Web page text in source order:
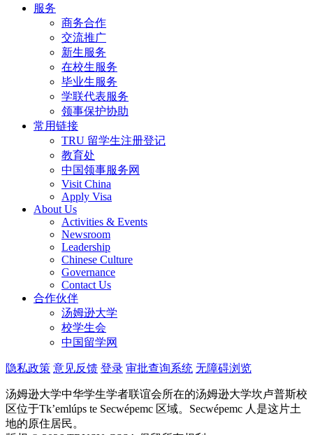
服务
商务合作
交流推广
新生服务
在校生服务
毕业生服务
学联代表服务
领事保护协助
常用链接
TRU 留学生注册登记
教育处
中国领事服务网
Visit China
Apply Visa
About Us
Activities & Events
Newsroom
Leadership
Chinese Culture
Governance
Contact Us
合作伙伴
汤姆逊大学
校学生会
中国留学网
隐私政策 意见反馈 登录 审批查询系统 无障碍浏览
汤姆逊大学中华学生学者联谊会所在的汤姆逊大学坎卢普斯校
区位于Tk’emlúps te Secwépemc 区域。Secwépemc 人是这片土
地的原住居民。